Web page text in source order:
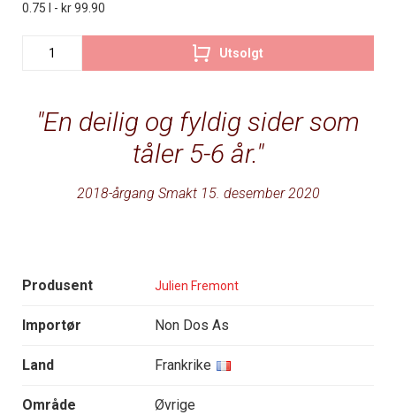
En deilig og fyldig sider som
tåler 5-6 år.
2018-årgang Smakt 15. desember 2020
Produsent Julien Fremont
Importør Non Dos As
Land Frankrike
Område Øvrige
0.75 l - kr 99.90
Utsolgt